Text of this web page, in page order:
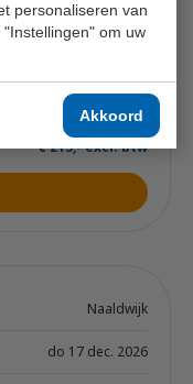
personaliseren van
om uw
Akkoord
ma 07 dec. 2026
15 / 16
€ 215,- excl. btw
Naaldwijk
do 17 dec. 2026